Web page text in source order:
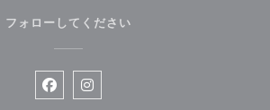
フォローしてください
Facebook ((新しいウィンドウで
Instagram ((新しいウィンド